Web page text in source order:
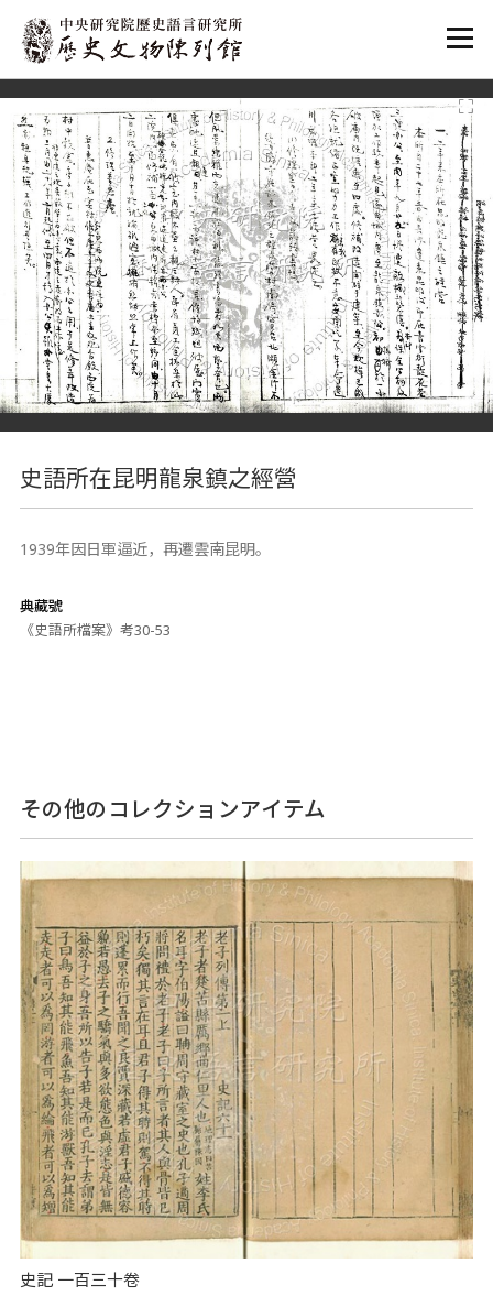
:::
史語所在昆明龍泉鎮之經營
1939年因日軍逼近，再遷雲南昆明。
典藏號
《史語所檔案》考30-53
その他のコレクションアイテム
史記 一百三十卷